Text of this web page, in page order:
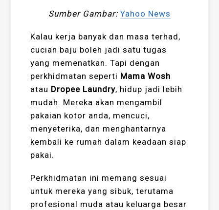
Sumber Gambar: Yahoo News
Kalau kerja banyak dan masa terhad,
cucian baju boleh jadi satu tugas
yang memenatkan. Tapi dengan
perkhidmatan seperti Mama Wosh
atau Dropee Laundry, hidup jadi lebih
mudah. Mereka akan mengambil
pakaian kotor anda, mencuci,
menyeterika, dan menghantarnya
kembali ke rumah dalam keadaan siap
pakai.
Perkhidmatan ini memang sesuai
untuk mereka yang sibuk, terutama
profesional muda atau keluarga besar